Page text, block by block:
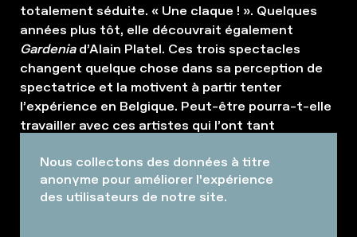
totalement séduite. « Une claque ! ». Quelques
années plus tôt, elle découvrait également
Gardenia d’Alain Platel. Ces trois spectacles
changent quelque chose dans sa perception de
spectatrice et la motivent à partir tenter
l’expérience en Belgique. Peut-être pourra-t-elle
travailler avec ces artistes qui l’ont tant
Premiers pas
Nous collectons des données à titre
anonyme pour améliorer l'expérience
des utilisateurs de notre site.